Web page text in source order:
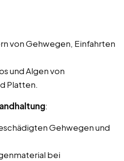
von Gehwegen, Einfahrten
und Algen von
Platten.
:
Gehwegen und
bei